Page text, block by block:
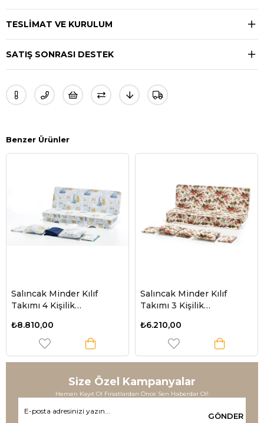
TESLIMAT VE KURULUM
SATIŞ SONRASI DESTEK
Benzer Ürünler
Salıncak Minder Kılıf
Takımı 4 Kişilik
Desen
₺8.810,00
Salıncak Minder Kılıf
Takımı 3 Kişilik
₺6.210,00
Size Özel Kampanyalar
Hemen Kayıt Ol Fırsatlardan Önce Sen Haberdar Ol!
GÖNDER